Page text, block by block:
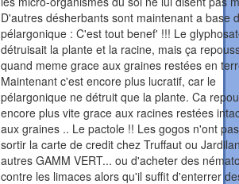
D'autres désherbants sont maintenant a base
pélargonique : C'est tout benef' !!! Le
détruisait la plante et la racine, mais ça
quand meme grace aux graines restées en
Maintenant c'est encore plus lucratif, car le
pélargonique ne détruit que la plante. Ca
encore plus vite grace aux racines restées
aux graines .. Le pactole !! Les gogos n'ont
sortir la carte de credit chez Truffaut ou
autres GAMM VERT... ou d'acheter des
contre les limaces alors qu'il suffit d'enterrer